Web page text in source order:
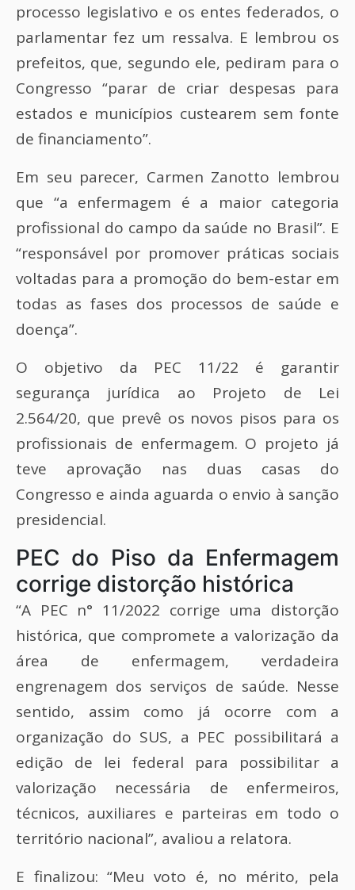
processo legislativo e os entes federados, o
parlamentar fez um ressalva. E lembrou os
prefeitos, que, segundo ele, pediram para o
Congresso “parar de criar despesas para
estados e municípios custearem sem fonte
de financiamento”.
Em seu parecer, Carmen Zanotto lembrou
que “a enfermagem é a maior categoria
profissional do campo da saúde no Brasil”. E
“responsável por promover práticas sociais
voltadas para a promoção do bem-estar em
todas as fases dos processos de saúde e
doença”.
O objetivo da PEC 11/22 é garantir
segurança jurídica ao Projeto de Lei
2.564/20, que prevê os novos pisos para os
profissionais de enfermagem. O projeto já
teve aprovação nas duas casas do
Congresso e ainda aguarda o envio à sanção
presidencial.
PEC do Piso da Enfermagem
corrige distorção histórica
“A PEC n° 11/2022 corrige uma distorção
histórica, que compromete a valorização da
área de enfermagem, verdadeira
engrenagem dos serviços de saúde. Nesse
sentido, assim como já ocorre com a
organização do SUS, a PEC possibilitará a
edição de lei federal para possibilitar a
valorização necessária de enfermeiros,
técnicos, auxiliares e parteiras em todo o
território nacional”, avaliou a relatora.
E finalizou: “Meu voto é, no mérito, pela